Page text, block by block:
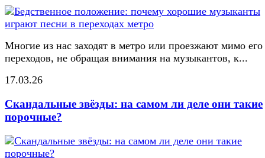
Многие из нас заходят в метро или проезжают мимо его
переходов, не обращая внимания на музыкантов, к...
17.03.26
Скандальные звёзды: на самом ли деле они такие
порочные?